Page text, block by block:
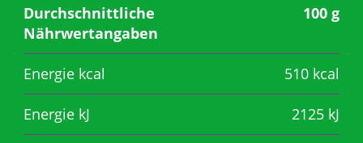
Durchschnittliche
Nährwertangaben
100 g
Energie kcal 510 kcal
Energie kJ 2125 kJ